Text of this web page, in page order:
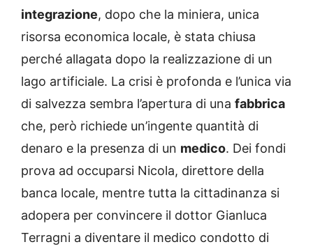
integrazione, dopo che la miniera, unica
risorsa economica locale, è stata chiusa
perché allagata dopo la realizzazione di un
lago artificiale. La crisi è profonda e l’unica via
di salvezza sembra l’apertura di una fabbrica
che, però richiede un’ingente quantità di
denaro e la presenza di un medico. Dei fondi
prova ad occuparsi Nicola, direttore della
banca locale, mentre tutta la cittadinanza si
adopera per convincere il dottor Gianluca
Terragni a diventare il medico condotto di